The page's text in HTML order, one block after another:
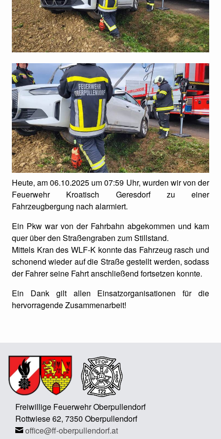
Heute, am 06.10.2025 um 07:59 Uhr, wurden wir von der
Feuerwehr Kroatisch Geresdorf zu einer
Fahrzeugbergung nach alarmiert.
Ein Pkw war von der Fahrbahn abgekommen und kam
quer über den Straßengraben zum Stillstand.
Mittels Kran des WLF-K konnte das Fahrzeug rasch und
schonend wieder auf die Straße gestellt werden, sodass
der Fahrer seine Fahrt anschließend fortsetzen konnte.
Ein Dank gilt allen Einsatzorganisationen für die
hervorragende Zusammenarbeit!
Freiwillige Feuerwehr Oberpullendorf
Rottwiese 62, 7350 Oberpullendorf
office@ff-oberpullendorf.at